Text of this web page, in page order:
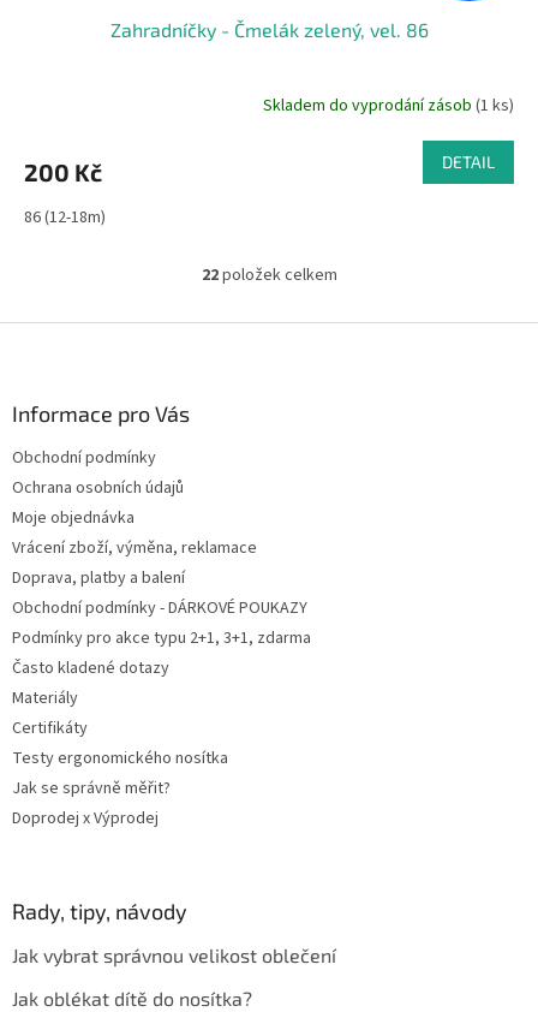
Zahradníčky - Čmelák zelený, vel. 86
Skladem do vyprodání zásob (1 ks)
200 Kč DETAIL
86 (12-18m)
O
l
ý
p
i
22položek celkem
Informace pro Vás
Obchodní podmínky
Ochrana osobních údajů
Moje objednávka
Vrácení zboží, výměna, reklamace
Doprava, platby a balení
Obchodní podmínky - DÁRKOVÉ POUKAZY
Podmínky pro akce typu 2+1, 3+1, zdarma
Často kladené dotazy
Materiály
Certifikáty
Testy ergonomického nosítka
Jak se správně měřit?
Doprodej x Výprodej
Rady, tipy, návody
Jak vybrat správnou velikost oblečení
Jak oblékat dítě do nosítka?